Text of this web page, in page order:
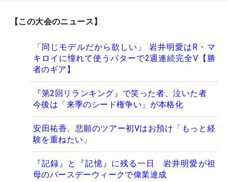
【この大会のニュース】
「同じモデルだから欲しい」 岩井明愛はR・マ
キロイに憧れて使うパターで2週連続完全V【勝
者のギア】
『第2回リランキング』で笑った者、泣いた者
今後は「来季のシード権争い」が本格化
安田祐香、悲願のツアー初Vはお預け「もっと経
験を重ねたい」
『記録』と『記憶』に残る一日 岩井明愛が祖
母のバースデーウィークで偉業達成